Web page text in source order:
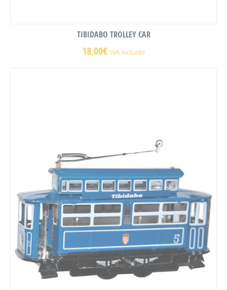
TIBIDABO TROLLEY CAR
18,00€ IVA incluido